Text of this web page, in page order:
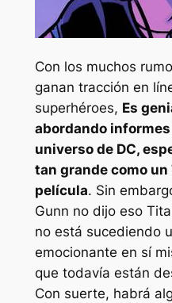
Con los muchos
ganan tracción en
superhéroes, Es
abordando
universo de DC,
tan grande como un
película. Sin
Gunn no dijo eso
no está sucediendo
emocionante en sí
que todavía están
Con suerte, habrá